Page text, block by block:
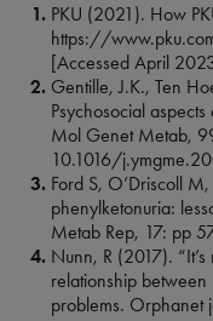
PKU (2021). How
https://
[Accessed April
Gentille, J.K., Ten
Psychosocial
Mol Genet Metab,
10.1016/
Ford S, O’Driscoll
phenylketonuria:
Metab Rep, 17: pp
Nunn, R (2017).
relationship
problems. Orphanet